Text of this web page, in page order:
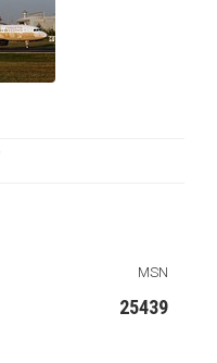
MSN
25439